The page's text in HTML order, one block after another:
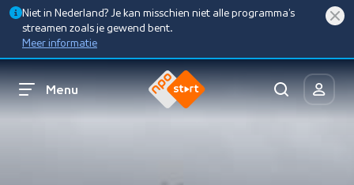
Niet in Nederland? Je kan misschien niet alle programma’s
streamen zoals je gewend bent.
Meer informatie
Menu